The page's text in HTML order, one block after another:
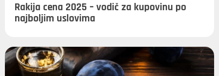
Rakija cena 2025 – vodič za kupovinu po
najboljim uslovima